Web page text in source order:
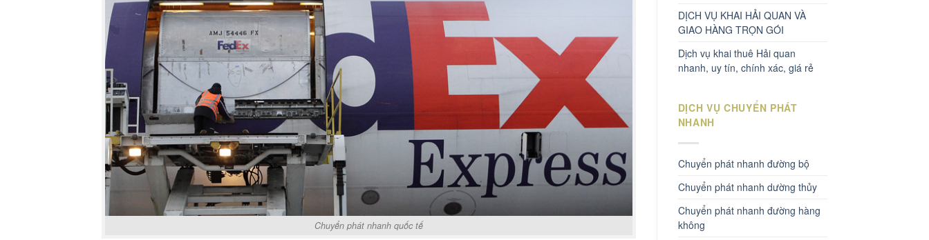
Chuyển phát nhanh quốc tế
DỊCH VỤ KHAI HẢI QUAN VÀ
GIAO HÀNG TRỌN GÓI
Dịch vụ khai thuê Hải quan
nhanh, uy tín, chính xác, giá rẻ
DỊCH VỤ CHUYỂN PHÁT
NHANH
Chuyển phát nhanh đường bộ
Chuyển phát nhanh dường thủy
Chuyển phát nhanh đường hàng
không